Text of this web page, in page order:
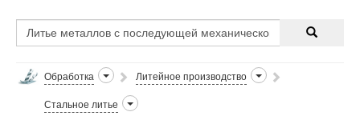
Обработка Литейное производство
Стальное литье